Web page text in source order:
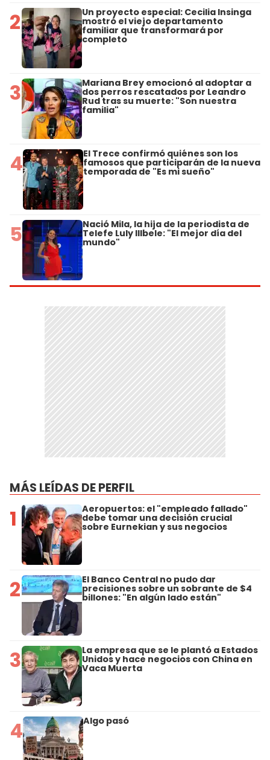
2 Un proyecto especial: Cecilia Insinga
mostró el viejo departamento
familiar que transformará por
completo
3 Mariana Brey emocionó al adoptar a
dos perros rescatados por Leandro
Rud tras su muerte: "Son nuestra
familia"
4 El Trece confirmó quiénes son los
famosos que participarán de la nueva
temporada de "Es mi sueño"
5 Nació Mila, la hija de la periodista de
Telefe Luly Illbele: "El mejor día del
mundo"
MÁS LEÍDAS DE PERFIL
1 Aeropuertos: el "empleado fallado"
debe tomar una decisión crucial
sobre Eurnekian y sus negocios
2 El Banco Central no pudo dar
precisiones sobre un sobrante de $4
billones: "En algún lado están"
3 La empresa que se le plantó a Estados
Unidos y hace negocios con China en
Vaca Muerta
4 Algo pasó